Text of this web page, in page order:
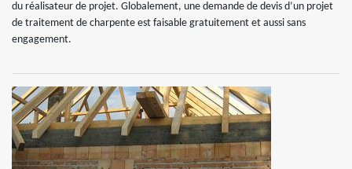
du réalisateur de projet. Globalement, une demande de devis d’un projet
de traitement de charpente est faisable gratuitement et aussi sans
engagement.